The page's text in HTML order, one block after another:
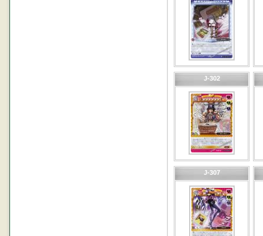
J-302
J-307